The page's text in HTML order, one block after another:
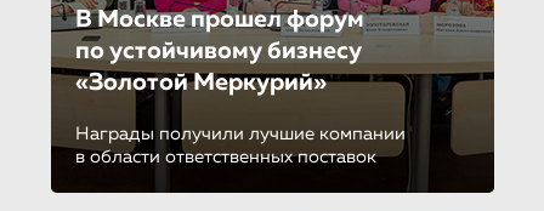
В Москве прошел форум
по устойчиво­му бизнесу
«Золотой Меркурий»
Награды получили лучшие компании
в области ответственных поставок